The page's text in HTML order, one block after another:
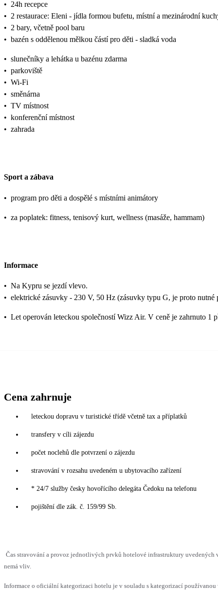
• 24h recepce
• 2 restaurace: Eleni - jídla formou bufetu, místní a mezinárodní
• 2 bary, včetně pool baru
• bazén s oddělenou mělkou částí pro děti - sladká voda
• slunečníky a lehátka u bazénu zdarma
• parkoviště
• Wi-Fi
• směnárna
• TV místnost
• konferenční místnost
• zahrada
Sport a zábava
• program pro děti a dospělé s místními animátory
• za poplatek: fitness, tenisový kurt, wellness (masáže, hammam)
Informace
• Na Kypru se jezdí vlevo.
• elektrické zásuvky - 230 V, 50 Hz (zásuvky typu G, je proto nutné
• Let operován leteckou společností Wizz Air. V ceně je zahrnuto 1
Cena zahrnuje
leteckou dopravu v turistické třídě včetně tax a příplatků
transfery v cíli zájezdu
počet noclehů dle potvrzení o zájezdu
stravování v rozsahu uvedeném u ubytovacího zařízení
* 24/7 služby česky hovořícího delegáta Čedoku na telefonu
pojištění dle zák. č. 159/99 Sb.
Čas stravování a provoz jednotlivých prvků hotelové infrastruktury uvedených
nemá vliv.
Informace o oficiální kategorizaci hotelu je v souladu s kategorizací